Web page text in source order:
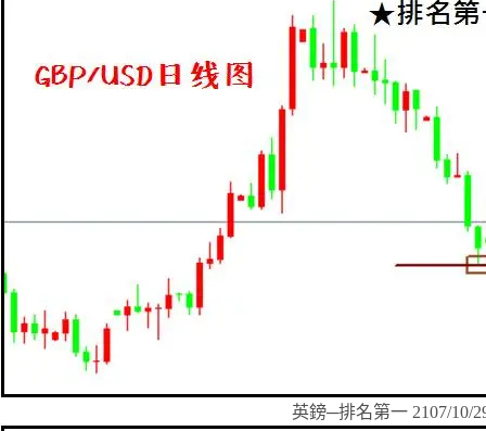
英鎊─排名第一 2107/10/